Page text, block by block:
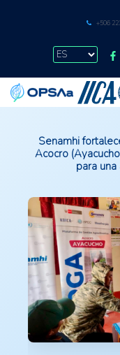
+506
Senamhi
Acocro
para